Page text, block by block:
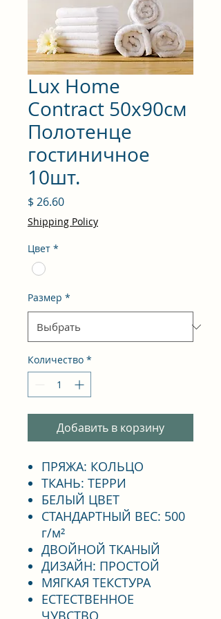
Lux Home
Contract 50x90см
Полотенце
гостиничное
10шт.
$ 26.60Цена
Shipping Policy
Цвет *
Размер *
Количество *
Добавить в корзину
ПРЯЖА: КОЛЬЦО
ТКАНЬ: ТЕРРИ
БЕЛЫЙ ЦВЕТ
СТАНДАРТНЫЙ ВЕС: 500
г/м²
ДВОЙНОЙ ТКАНЫЙ
ДИЗАЙН: ПРОСТОЙ
МЯГКАЯ ТЕКСТУРА
ЕСТЕСТВЕННОЕ
ЧУВСТВО